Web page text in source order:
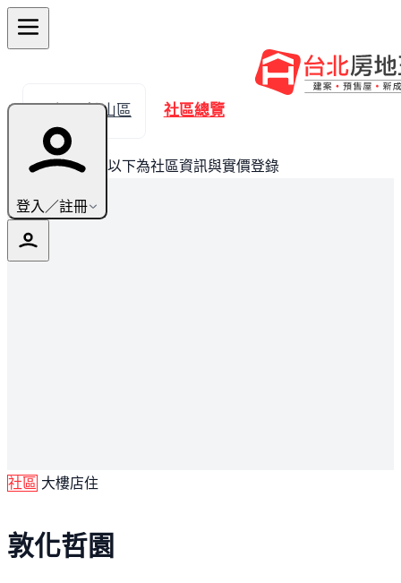
登入／註冊
← 返回松山區 社區總覽
此建案已完銷，以下為社區資訊與實價登錄
社區 大樓店住
敦化哲園